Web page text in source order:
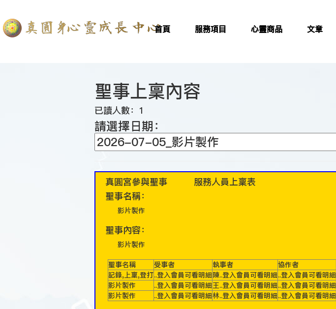
首頁 服務項目 心靈商品 文章
聖事上稟內容
已讀人數：1
請選擇日期：
真圓宮參與聖事 服務人員上稟表
聖事名稱：
影片製作
聖事內容：
影片製作
聖事名稱 受事者 執事者 協作者
記錄,上稟,登打..登入會員可看明細陳..登入會員可看明細..登入會員可看明細
影片製作
..登入會員可看明細王..登入會員可看明細..登入會員可看明細
影片製作
..登入會員可看明細林..登入會員可看明細..登入會員可看明細